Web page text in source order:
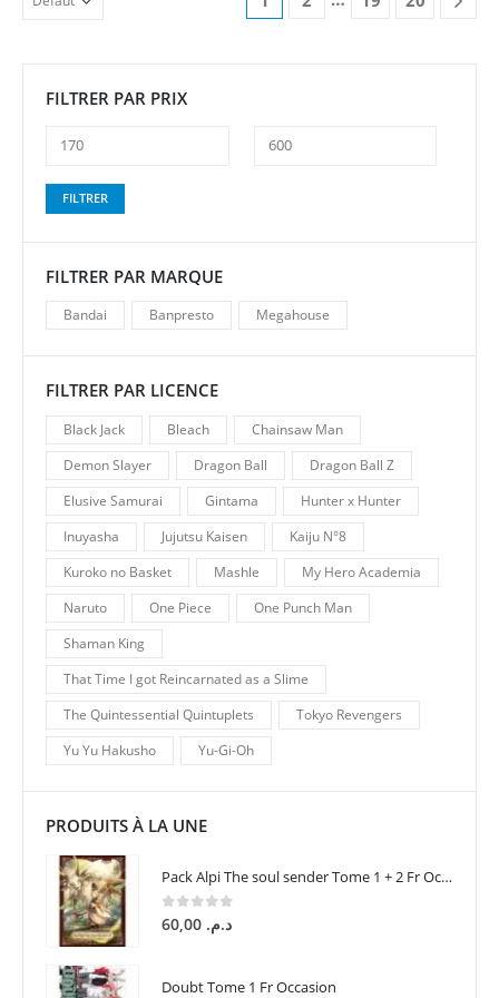
FILTRER PAR PRIX
min
maxFILTRER
FILTRER PAR MARQUE
Bandai Banpresto Megahouse
FILTRER PAR LICENCE
Black Jack Bleach
Chainsaw Man
Demon Slayer
Dragon Ball
Dragon Ball Z
Elusive Samurai
Gintama
Hunter x Hunter
Inuyasha
Jujutsu Kaisen
Kaiju N°8
Kuroko no Basket
Mashle
My Hero Academia
Naruto
One Piece
One Punch Man
Shaman King
That Time I got Reincarnated as a Slime
The Quintessential Quintuplets
Tokyo Revengers
Yu Yu Hakusho
Yu-Gi-Oh
PRODUITS À LA UNE
Pack Alpi The soul sender Tome 1 + 2 Fr Occasion
0sur 5د.م.
Doubt Tome 1 Fr Occasion